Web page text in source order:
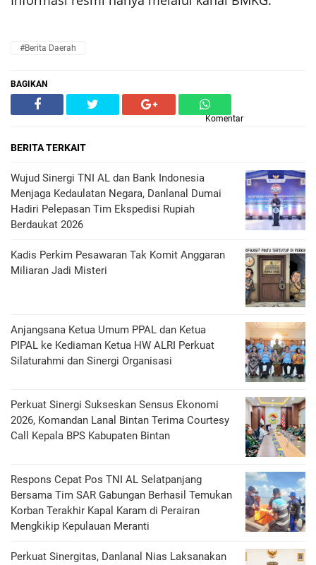
#Berita Daerah
BAGIKAN
Komentar
BERITA TERKAIT
Wujud Sinergi TNI AL dan Bank Indonesia
Menjaga Kedaulatan Negara, Danlanal Dumai
Hadiri Pelepasan Tim Ekspedisi Rupiah
Berdaukat 2026
Kadis Perkim Pesawaran Tak Komit Anggaran
Miliaran Jadi Misteri
Anjangsana Ketua Umum PPAL dan Ketua
PIPAL ke Kediaman Ketua HW ALRI Perkuat
Silaturahmi dan Sinergi Organisasi
Perkuat Sinergi Sukseskan Sensus Ekonomi
2026, Komandan Lanal Bintan Terima Courtesy
Call Kepala BPS Kabupaten Bintan
Respons Cepat Pos TNI AL Selatpanjang
Bersama Tim SAR Gabungan Berhasil Temukan
Korban Terakhir Kapal Karam di Perairan
Mengkikip Kepulauan Meranti
Perkuat Sinergitas, Danlanal Nias Laksanakan